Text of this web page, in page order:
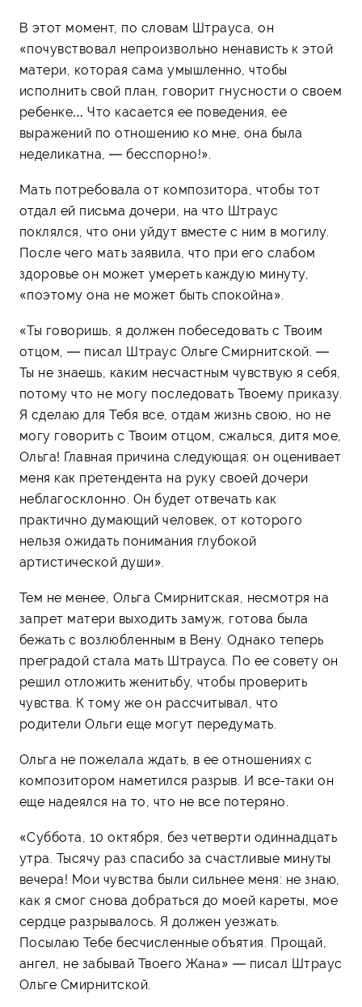
В этот момент, по словам Штрауса, он
«почувствовал непроизвольно ненависть к этой
матери, которая сама умышленно, чтобы
исполнить свой план, говорит гнусности о своем
ребенке… Что касается ее поведения, ее
выражений по отношению ко мне, она была
неделикатна, — бесспорно!».
Мать потребовала от композитора, чтобы тот
отдал ей письма дочери, на что Штраус
поклялся, что они уйдут вместе с ним в могилу.
После чего мать заявила, что при его слабом
здоровье он может умереть каждую минуту,
«поэтому она не может быть спокойна».
«Ты говоришь, я должен побеседовать с Твоим
отцом, — писал Штраус Ольге Смирнитской. —
Ты не знаешь, каким несчастным чувствую я себя,
потому что не могу последовать Твоему приказу.
Я сделаю для Тебя все, отдам жизнь свою, но не
могу говорить с Твоим отцом, сжалься, дитя мое,
Ольга! Главная причина следующая: он оценивает
меня как претендента на руку своей дочери
неблагосклонно. Он будет отвечать как
практично думающий человек, от которого
нельзя ожидать понимания глубокой
артистической души».
Тем не менее, Ольга Смирнитская, несмотря на
запрет матери выходить замуж, готова была
бежать с возлюбленным в Вену. Однако теперь
преградой стала мать Штрауса. По ее совету он
решил отложить женитьбу, чтобы проверить
чувства. К тому же он рассчитывал, что
родители Ольги еще могут передумать.
Ольга не пожелала ждать, в ее отношениях с
композитором наметился разрыв. И все-таки он
еще надеялся на то, что не все потеряно.
«Суббота, 10 октября, без четверти одиннадцать
утра. Тысячу раз спасибо за счастливые минуты
вечера! Мои чувства были сильнее меня: не знаю,
как я смог снова добраться до моей кареты, мое
сердце разрывалось. Я должен уезжать.
Посылаю Тебе бесчисленные объятия. Прощай,
ангел, не забывай Твоего Жана» — писал Штраус
Ольге Смирнитской.